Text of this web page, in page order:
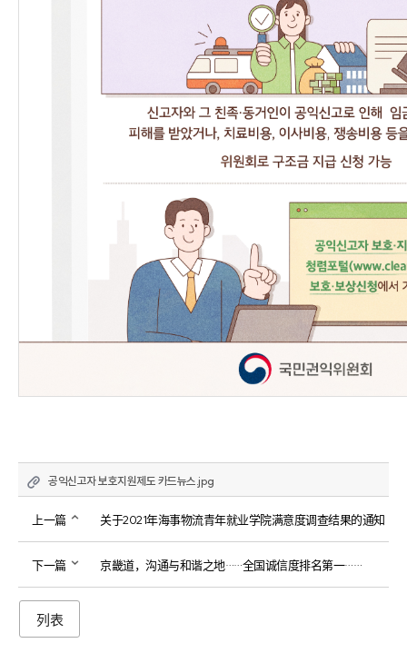
공익신고자 보호지원제도 카드뉴스.jpg
上一篇 关于2021年海事物流青年就业学院满意度调查结果的通知
下一篇 京畿道，沟通与和谐之地……全国诚信度排名第一……
列表